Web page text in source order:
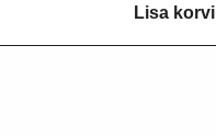
Lisa korvi